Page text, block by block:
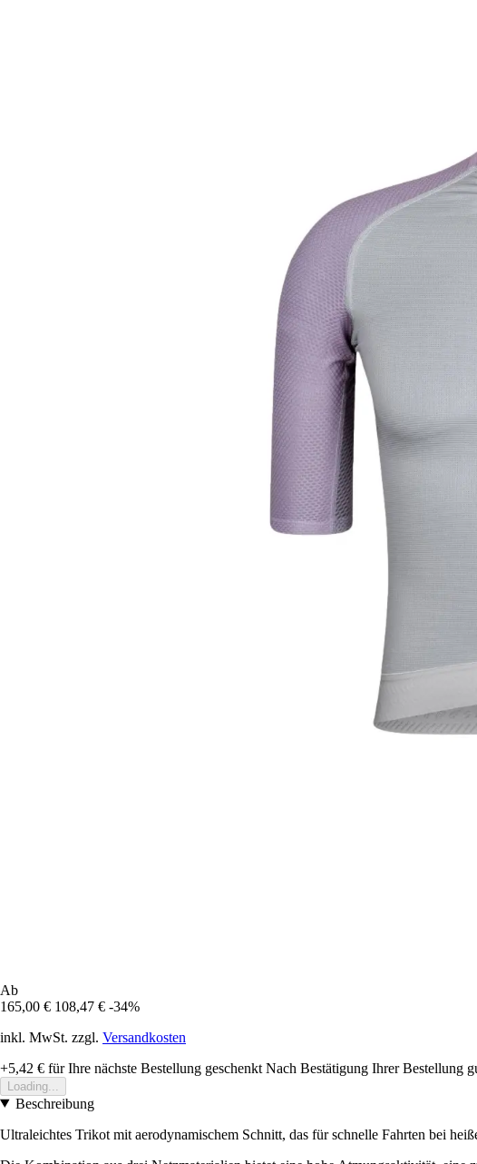
Ab
165,00 € 108,47 € -34%
inkl. MwSt. zzgl. Versandkosten
+5,42 € für Ihre nächste Bestellung geschenkt Nach Bestätigung Ihrer Bestellung
Loading...
Beschreibung
Ultraleichtes Trikot mit aerodynamischem Schnitt, das für schnelle Fahrten bei